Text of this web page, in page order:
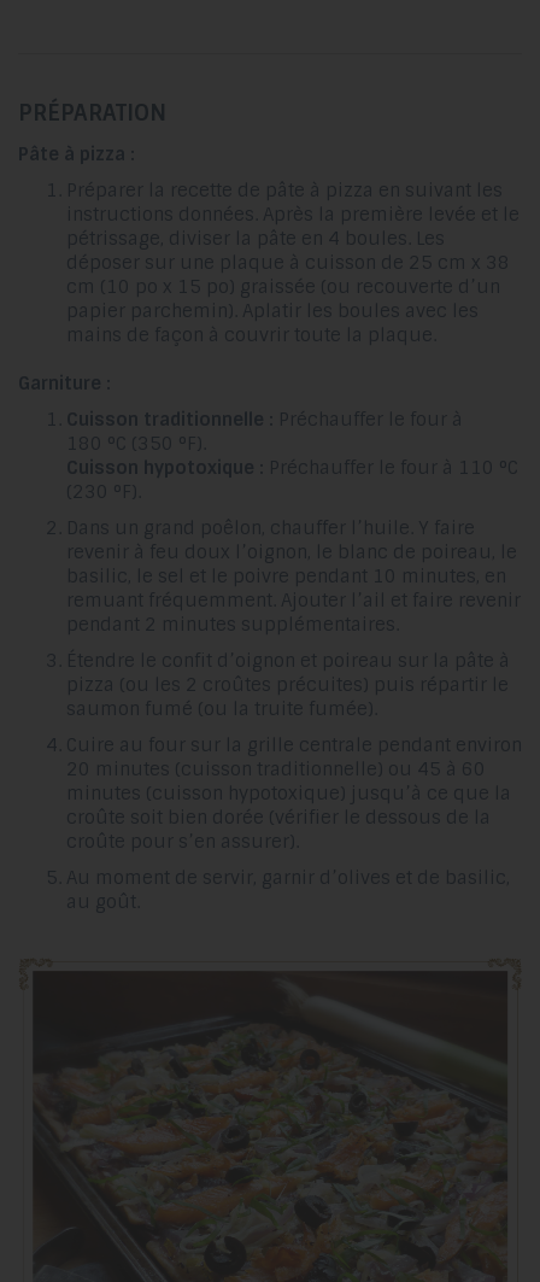
PRÉPARATION
Pâte à pizza :
Préparer la recette de pâte à pizza en suivant les
instructions données. Après la première levée et le
pétrissage, diviser la pâte en 4 boules. Les
déposer sur une plaque à cuisson de 25 cm x 38
cm (10 po x 15 po) graissée (ou recouverte d’un
papier parchemin). Aplatir les boules avec les
mains de façon à couvrir toute la plaque.
Garniture :
Cuisson traditionnelle : Préchauffer le four à
180 °C (350 °F).
Cuisson hypotoxique :
Préchauffer le four à 110 °C
(230 °F).
Dans un grand poêlon, chauffer l’huile. Y faire
revenir à feu doux l’oignon, le blanc de poireau, le
basilic, le sel et le poivre pendant 10 minutes, en
remuant fréquemment. Ajouter l’ail et faire revenir
pendant 2 minutes supplémentaires.
Étendre le confit d’oignon et poireau sur la pâte à
pizza (ou les 2 croûtes précuites) puis répartir le
saumon fumé (ou la truite fumée).
Cuire au four sur la grille centrale pendant environ
20 minutes (cuisson traditionnelle) ou 45 à 60
minutes (cuisson hypotoxique) jusqu’à ce que la
croûte soit bien dorée (vérifier le dessous de la
croûte pour s’en assurer).
Au moment de servir, garnir d’olives et de basilic,
au goût.